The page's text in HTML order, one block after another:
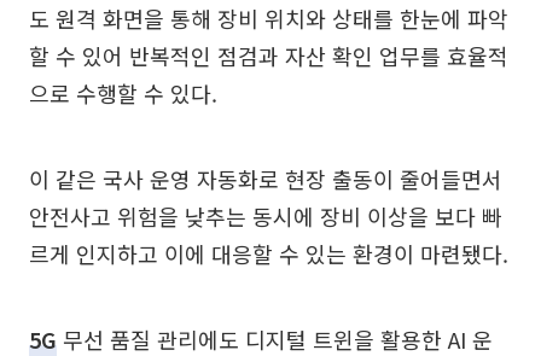
도 원격 화면을 통해 장비 위치와 상태를 한눈에 파악
할 수 있어 반복적인 점검과 자산 확인 업무를 효율적
으로 수행할 수 있다.
이 같은 국사 운영 자동화로 현장 출동이 줄어들면서
안전사고 위험을 낮추는 동시에 장비 이상을 보다 빠
르게 인지하고 이에 대응할 수 있는 환경이 마련됐다.
5G 무선 품질 관리에도 디지털 트윈을 활용한 AI 운